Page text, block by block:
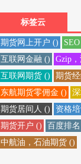
标签云
期货网上开户 ()
互联网金融 ()
Gzip
互联网期货 ()
期货
东航期货零佣金 ()
期货居间人 ()
资格
期货开户 ()
百度排
中航油，石油期货 ()